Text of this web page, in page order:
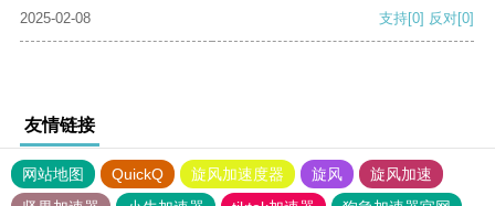
2025-02-08
支持[0] 反对[0]
友情链接
网站地图 QuickQ 旋风加速度器 旋风
旋风加速